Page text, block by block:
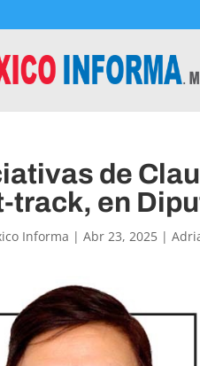
de
track, en
Informa |Abr 23, 2025 |